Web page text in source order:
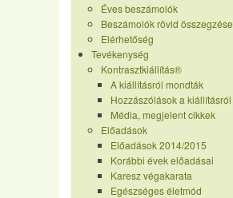
Éves beszámolók
Beszámolók rövid összegzése
Elérhetőség
Tevékenység
Kontrasztkiállítás®
A kiállításról mondták
Hozzászólások a kiállításról
Média, megjelent cikkek
Előadások
Előadások 2014/2015
Korábbi évek előadásai
Karesz végakarata
Egészséges életmód